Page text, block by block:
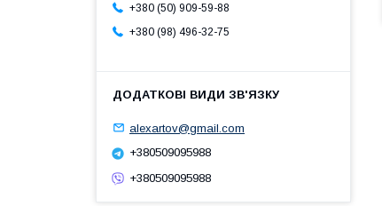
+380 (50) 909-59-88
+380 (98) 496-32-75
alexartov@gmail.com
+380509095988
+380509095988